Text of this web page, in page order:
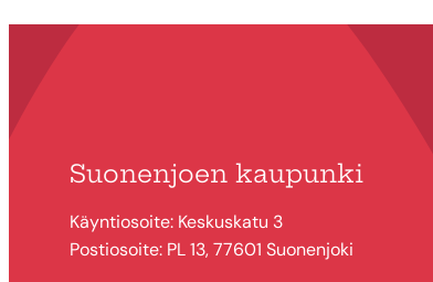
Suonenjoen kaupunki
Käyntiosoite: Keskuskatu 3
Postiosoite: PL 13, 77601 Suonenjoki